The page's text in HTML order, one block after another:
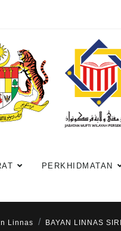
PERKHIDMATAN
Linnas BAYAN LINNAS